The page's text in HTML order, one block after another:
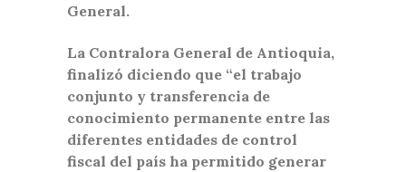
General.
La Contralora General de Antioquia,
finalizó diciendo que “el trabajo
conjunto y transferencia de
conocimiento permanente entre las
diferentes entidades de control
fiscal del país ha permitido generar